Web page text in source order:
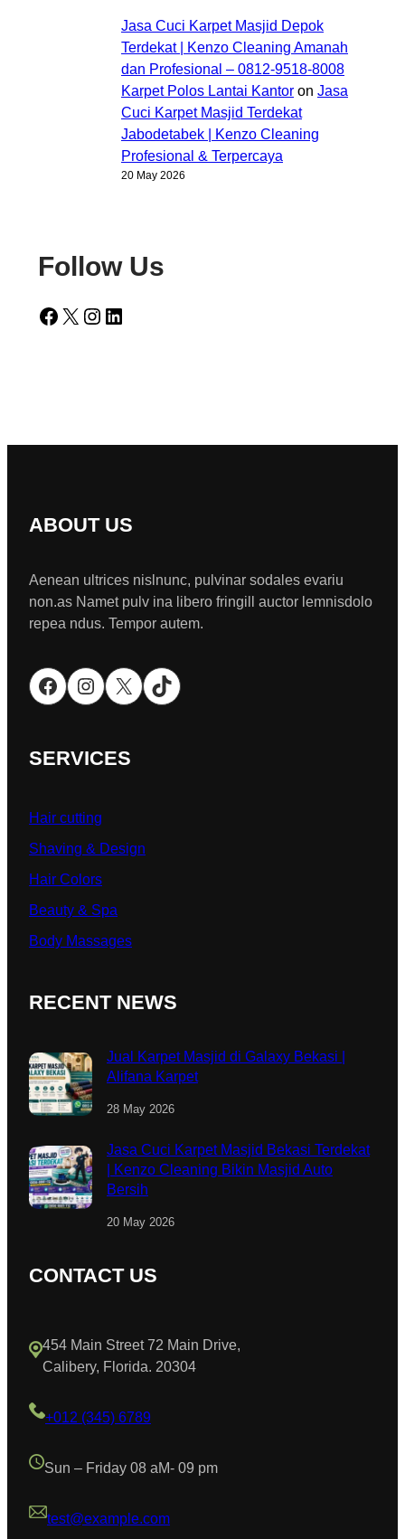
Jasa Cuci Karpet Masjid Depok
Terdekat | Kenzo Cleaning Amanah
dan Profesional – 0812-9518-8008
Karpet Polos Lantai Kantor on Jasa
Cuci Karpet Masjid Terdekat
Jabodetabek | Kenzo Cleaning
Profesional & Terpercaya
20 May 2026
Follow Us
Facebook X Instagram LinkedIn
ABOUT US
Aenean ultrices nislnunc, pulvinar sodales evariu
non.as Namet pulv ina libero fringill auctor lemnisdolo
repea ndus. Tempor autem.
Facebook Instagram X TikTok
SERVICES
Hair cutting
Shaving & Design
Hair Colors
Beauty & Spa
Body Massages
RECENT NEWS
Jual Karpet Masjid di Galaxy Bekasi |
Alifana Karpet
28 May 2026
Jasa Cuci Karpet Masjid Bekasi Terdekat
| Kenzo Cleaning Bikin Masjid Auto
Bersih
20 May 2026
CONTACT US
454 Main Street 72 Main Drive,
Calibery, Florida. 20304
+012 (345) 6789
Sun – Friday 08 aM- 09 pm
test@example.com